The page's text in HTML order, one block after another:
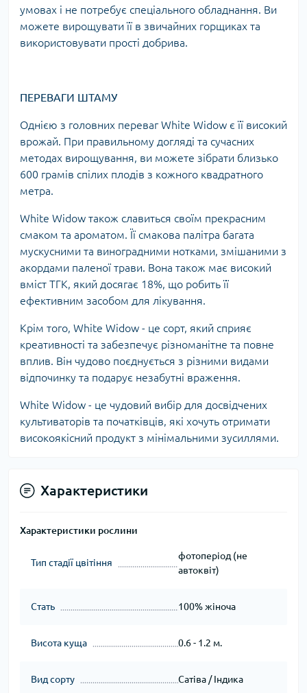
умовах і не потребує спеціального обладнання. Ви
можете вирощувати її в звичайних горщиках та
використовувати прості добрива.
ПЕРЕВАГИ ШТАМУ
Однією з головних переваг White Widow є її високий
врожай. При правильному догляді та сучасних
методах вирощування, ви можете зібрати близько
600 грамів спілих плодів з кожного квадратного
метра.
White Widow також славиться своїм прекрасним
смаком та ароматом. Її смакова палітра багата
мускусними та виноградними нотками, змішаними з
акордами паленої трави. Вона також має високий
вміст ТГК, який досягає 18%, що робить її
ефективним засобом для лікування.
Крім того, White Widow - це сорт, який сприяє
креативності та забезпечує різноманітне та повне
вплив. Він чудово поєднується з різними видами
відпочинку та подарує незабутні враження.
White Widow - це чудовий вибір для досвідчених
культиваторів та початківців, які хочуть отримати
високоякісний продукт з мінімальними зусиллями.
Характеристики
Характеристики рослини
Тип стадії цвітіння
фотоперіод (не
автоквіт)
Стать 100% жіноча
Висота куща 0.6 - 1.2 м.
Вид сорту Сатіва / Індика